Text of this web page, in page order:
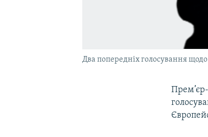
Два попередніх голосування